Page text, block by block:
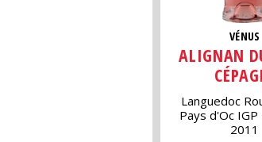
VÉNUS
ALIGNAN
Languedoc
Pays d'Oc IGP
2011